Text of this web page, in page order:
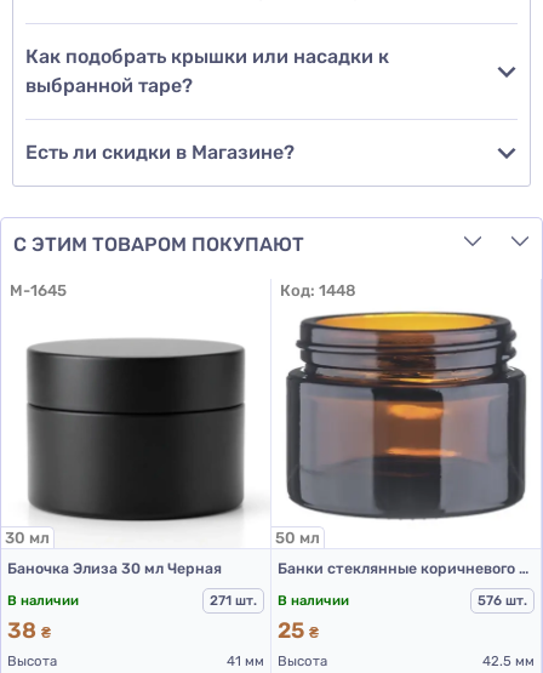
Как подобрать крышки или насадки к
выбранной таре?
Есть ли скидки в Магазине?
С ЭТИМ ТОВАРОМ ПОКУПАЮТ
M-1645
30 мл
Баночка Элиза 30 мл Черная
В наличии
271 шт.
38 ₴
Высота
41 мм
Код: 1448
50 мл
Банки стеклянные коричневого цвета для Л-П 50 мл.
В наличии
576 шт.
25 ₴
Высота
42.5 мм